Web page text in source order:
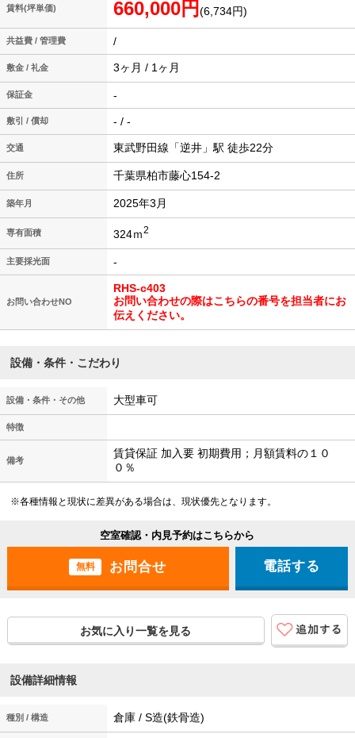
賃料(坪単価) 660,000円 (6,734円)
共益費 / 管理費 /
敷金 / 礼金 3ヶ月 / 1ヶ月
保証金 -
敷引 / 償却 - / -
交通 東武野田線「逆井」駅 徒歩22分
住所 千葉県柏市藤心154-2
築年月 2025年3月
専有面積 324ｍ2
主要採光面 -
お問い合わせNO
RHS-c403
お問い合わせの際はこちらの番号を担当者にお
伝えください。
設備・条件・こだわり
設備・条件・その他 大型車可
特徴
備考
賃貸保証 加入要 初期費用；月額賃料の１０
０％
※各種情報と現状に差異がある場合は、現状優先となります。
空室確認・内見予約はこちらから
無料 電話する
お気に入り一覧を見る
設備詳細情報
種別 / 構造 倉庫 / S造(鉄骨造)